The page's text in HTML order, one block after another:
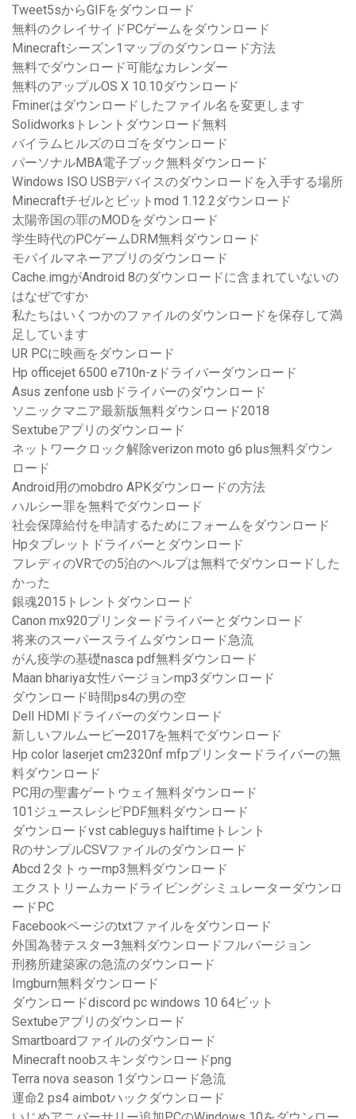
Tweet5sからGIFをダウンロード
無料のクレイサイドPCゲームをダウンロード
Minecraftシーズン1マップのダウンロード方法
無料でダウンロード可能なカレンダー
無料のアップルOS X 10.10ダウンロード
Fminerはダウンロードしたファイル名を変更します
Solidworksトレントダウンロード無料
バイラムヒルズのロゴをダウンロード
パーソナルMBA電子ブック無料ダウンロード
Windows ISO USBデバイスのダウンロードを入手する場所
Minecraftチゼルとビットmod 1.12.2ダウンロード
太陽帝国の罪のMODをダウンロード
学生時代のPCゲームDRM無料ダウンロード
モバイルマネーアプリのダウンロード
Cache.imgがAndroid 8のダウンロードに含まれていないの
はなぜですか
私たちはいくつかのファイルのダウンロードを保存して満
足しています
UR PCに映画をダウンロード
Hp officejet 6500 e710n-zドライバーダウンロード
Asus zenfone usbドライバーのダウンロード
ソニックマニア最新版無料ダウンロード2018
Sextubeアプリのダウンロード
ネットワークロック解除verizon moto g6 plus無料ダウン
ロード
Android用のmobdro APKダウンロードの方法
ハルシー罪を無料でダウンロード
社会保障給付を申請するためにフォームをダウンロード
Hpタブレットドライバーとダウンロード
フレディのVRでの5泊のヘルプは無料でダウンロードした
かった
銀魂2015トレントダウンロード
Canon mx920プリンタードライバーとダウンロード
将来のスーパースライムダウンロード急流
がん疫学の基礎nasca pdf無料ダウンロード
Maan bhariya女性バージョンmp3ダウンロード
ダウンロード時間ps4の男の空
Dell HDMIドライバーのダウンロード
新しいフルムービー2017を無料でダウンロード
Hp color laserjet cm2320nf mfpプリンタードライバーの無
料ダウンロード
PC用の聖書ゲートウェイ無料ダウンロード
101ジュースレシピPDF無料ダウンロード
ダウンロードvst cableguys halftimeトレント
RのサンプルCSVファイルのダウンロード
Abcd 2タトゥーmp3無料ダウンロード
エクストリームカードライビングシミュレーターダウンロ
ードPC
Facebookページのtxtファイルをダウンロード
外国為替テスター3無料ダウンロードフルバージョン
刑務所建築家の急流のダウンロード
Imgburn無料ダウンロード
ダウンロードdiscord pc windows 10 64ビット
Sextubeアプリのダウンロード
Smartboardファイルのダウンロード
Minecraft noobスキンダウンロードpng
Terra nova s​​eason 1ダウンロード急流
運命2 ps4 aimbotハックダウンロード